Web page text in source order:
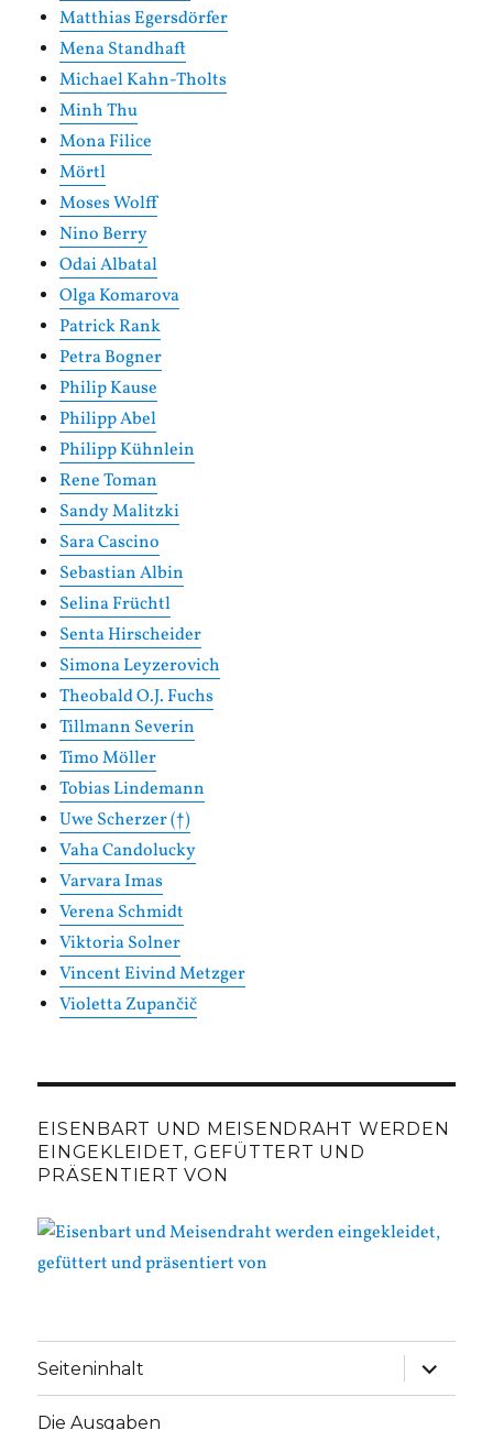
Matthias Egersdörfer
Mena Standhaft
Michael Kahn-Tholts
Minh Thu
Mona Filice
Mörtl
Moses Wolff
Nino Berry
Odai Albatal
Olga Komarova
Patrick Rank
Petra Bogner
Philip Kause
Philipp Abel
Philipp Kühnlein
Rene Toman
Sandy Malitzki
Sara Cascino
Sebastian Albin
Selina Früchtl
Senta Hirscheider
Simona Leyzerovich
Theobald O.J. Fuchs
Tillmann Severin
Timo Möller
Tobias Lindemann
Uwe Scherzer (†)
Vaha Candolucky
Varvara Imas
Verena Schmidt
Viktoria Solner
Vincent Eivind Metzger
Violetta Zupančič
EISENBART UND MEISENDRAHT WERDEN
EINGEKLEIDET, GEFÜTTERT UND
PRÄSENTIERT VON
Seiteninhalt
Die Ausgaben